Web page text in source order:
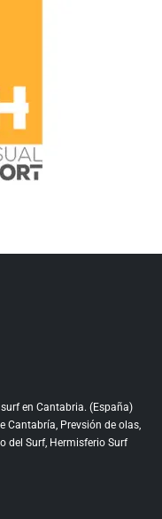
en Cantabria. (España)
Cantabría, Prevsión de olas,
del Surf, Hermisferio Surf